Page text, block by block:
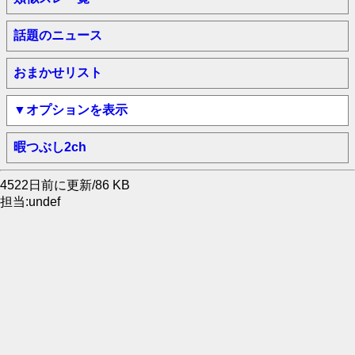
話題のニュース
おまかせリスト
▼オプションを表示
暇つぶし2ch
4522日前に更新/86 KB
担当:undef